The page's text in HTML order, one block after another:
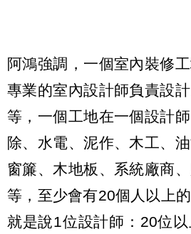
阿鴻強調，一個室內裝修
專業的室內設計師負責設
等，一個工地在一個設計
除、水電、泥作、木工、
窗簾、木地板、系統廠商
等，至少會有20個人以上
就是說1位設計師：20位